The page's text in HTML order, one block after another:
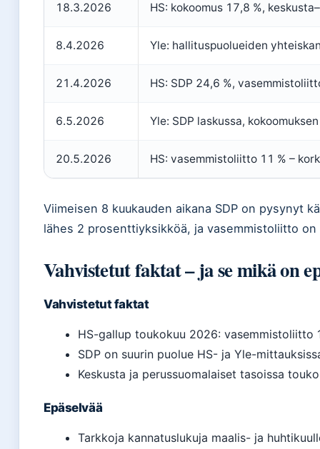
18.3.2026 HS: kokoomus 17,8 %,
8.4.2026 Yle: hallituspuolueiden
21.4.2026 HS: SDP 24,6 %,
6.5.2026 Yle: SDP laskussa,
20.5.2026 HS: vasemmistoliitto 11 % –
Viimeisen 8 kuukauden aikana SDP on pysynyt
lähes 2 prosenttiyksikköä, ja vasemmistoliitto
Vahvistetut faktat – ja se mikä on
Vahvistetut faktat
HS-gallup toukokuu 2026: vasemmistoliitto
SDP on suurin puolue HS- ja Yle-
Keskusta ja perussuomalaiset tasoissa
Epäselvää
Tarkkoja kannatuslukuja maalis- ja